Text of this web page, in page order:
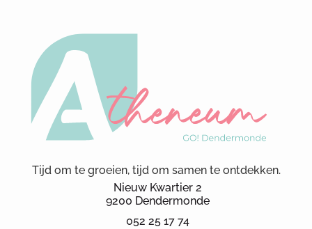
Tijd om te groeien, tijd om samen te ontdekken.
Nieuw Kwartier 2
9200 Dendermonde
052 25 17 74